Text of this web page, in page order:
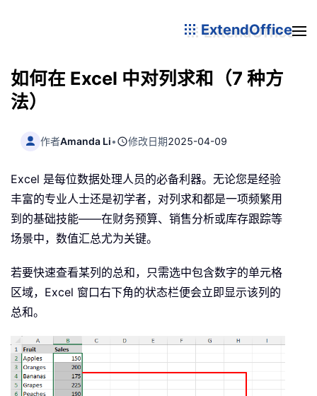
ExtendOffice
如何在 Excel 中对列求和（7 种方
法）
作者Amanda Li• 修改日期2025-04-09
Excel 是每位数据处理人员的必备利器。无论您是经验
丰富的专业人士还是初学者，对列求和都是一项频繁用
到的基础技能——在财务预算、销售分析或库存跟踪等
场景中，数值汇总尤为关键。
若要快速查看某列的总和，只需选中包含数字的单元格
区域，Excel 窗口右下角的状态栏便会立即显示该列的
总和。